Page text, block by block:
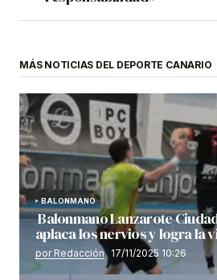
MÁS NOTICIAS DEL DEPORTE CANARIO
BALONMANO
Balonmano Lanzarote
aplaca los nervios y logra la
por Redacción 17/11/2025 10:26